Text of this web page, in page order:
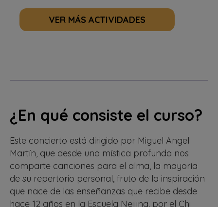
VER MÁS ACTIVIDADES
¿En qué consiste el curso?
Este concierto está dirigido por Miguel Angel
Martín, que desde una mística profunda nos
comparte canciones para el alma, la mayoría
de su repertorio personal, fruto de la inspiración
que nace de las enseñanzas que recibe desde
hace 12 años en la Escuela Neijing, por el Chi